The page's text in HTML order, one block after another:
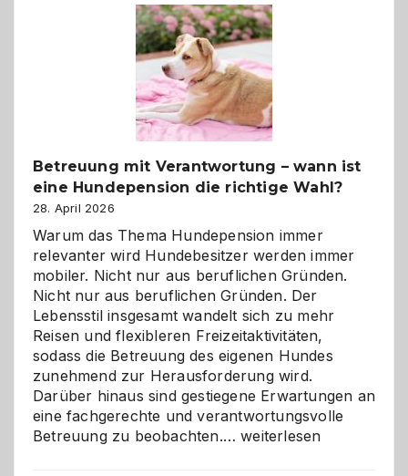
Betreuung mit Verantwortung – wann ist
eine Hundepension die richtige Wahl?
28. April 2026
Warum das Thema Hundepension immer
relevanter wird Hundebesitzer werden immer
mobiler. Nicht nur aus beruflichen Gründen.
Nicht nur aus beruflichen Gründen. Der
Lebensstil insgesamt wandelt sich zu mehr
Reisen und flexibleren Freizeitaktivitäten,
sodass die Betreuung des eigenen Hundes
zunehmend zur Herausforderung wird.
Darüber hinaus sind gestiegene Erwartungen an
eine fachgerechte und verantwortungsvolle
Betreuung zu beobachten.…Betreuung
weiterlesen